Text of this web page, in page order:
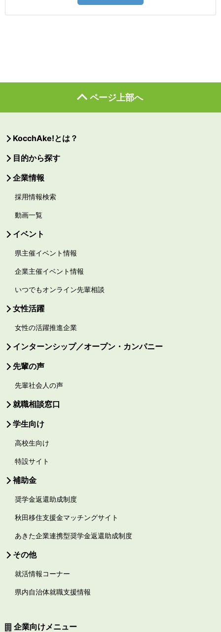
ページ上部へ
KocchAke!とは？
目的から探す
企業情報
採用情報検索
動画一覧
イベント
県主催イベント情報
企業主催イベント情報
いつでもオンライン先輩相談
女性活躍
女性の活躍推進企業
インターンシップ／オープン・カンパニー
先輩の声
先輩社会人の声
就職相談窓口
学生向け
高校生向け
特設サイト
補助金
奨学金返還助成制度
秋田移住支援金マッチングサイト
あきた企業連携型奨学金返還助成制度
その他
就活情報コーナー
県内自治体就職支援情報
企業向けメニュー